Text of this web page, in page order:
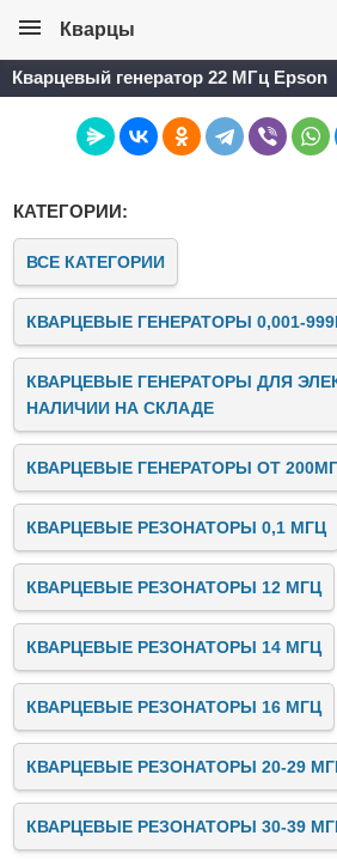
Кварцы
Кварцевый генератор 22 МГц Epson
КАТЕГОРИИ:
ВСЕ КАТЕГОРИИ
КВАРЦЕВЫЕ ГЕНЕРАТОРЫ 0,001-
КВАРЦЕВЫЕ ГЕНЕРАТОРЫ ДЛЯ
НАЛИЧИИ НА СКЛАДЕ
КВАРЦЕВЫЕ ГЕНЕРАТОРЫ ОТ
КВАРЦЕВЫЕ РЕЗОНАТОРЫ 0,1 МГЦ
КВАРЦЕВЫЕ РЕЗОНАТОРЫ 12 МГЦ
КВАРЦЕВЫЕ РЕЗОНАТОРЫ 14 МГЦ
КВАРЦЕВЫЕ РЕЗОНАТОРЫ 16 МГЦ
КВАРЦЕВЫЕ РЕЗОНАТОРЫ 20-29
КВАРЦЕВЫЕ РЕЗОНАТОРЫ 30-39